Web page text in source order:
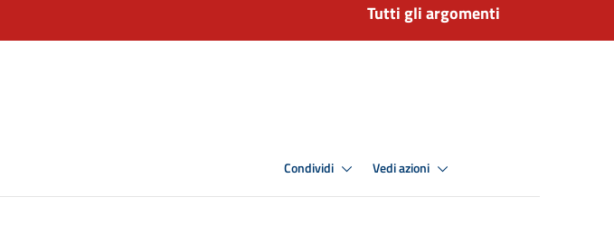
Tutti gli argomenti
Condividi Vedi azioni